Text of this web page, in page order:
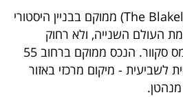
המלון החדש, בלייקלי (The Blakely) ממוקם בבניין היסטורי
העולם השנייה, ולא רחוק
מהסנטרל פארק ומהטיימס סקוור. הנכס ממוקם ברחוב 55
לשביעית - מיקום מרכזי באזור